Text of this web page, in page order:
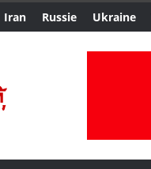
Iran Russie Ukraine